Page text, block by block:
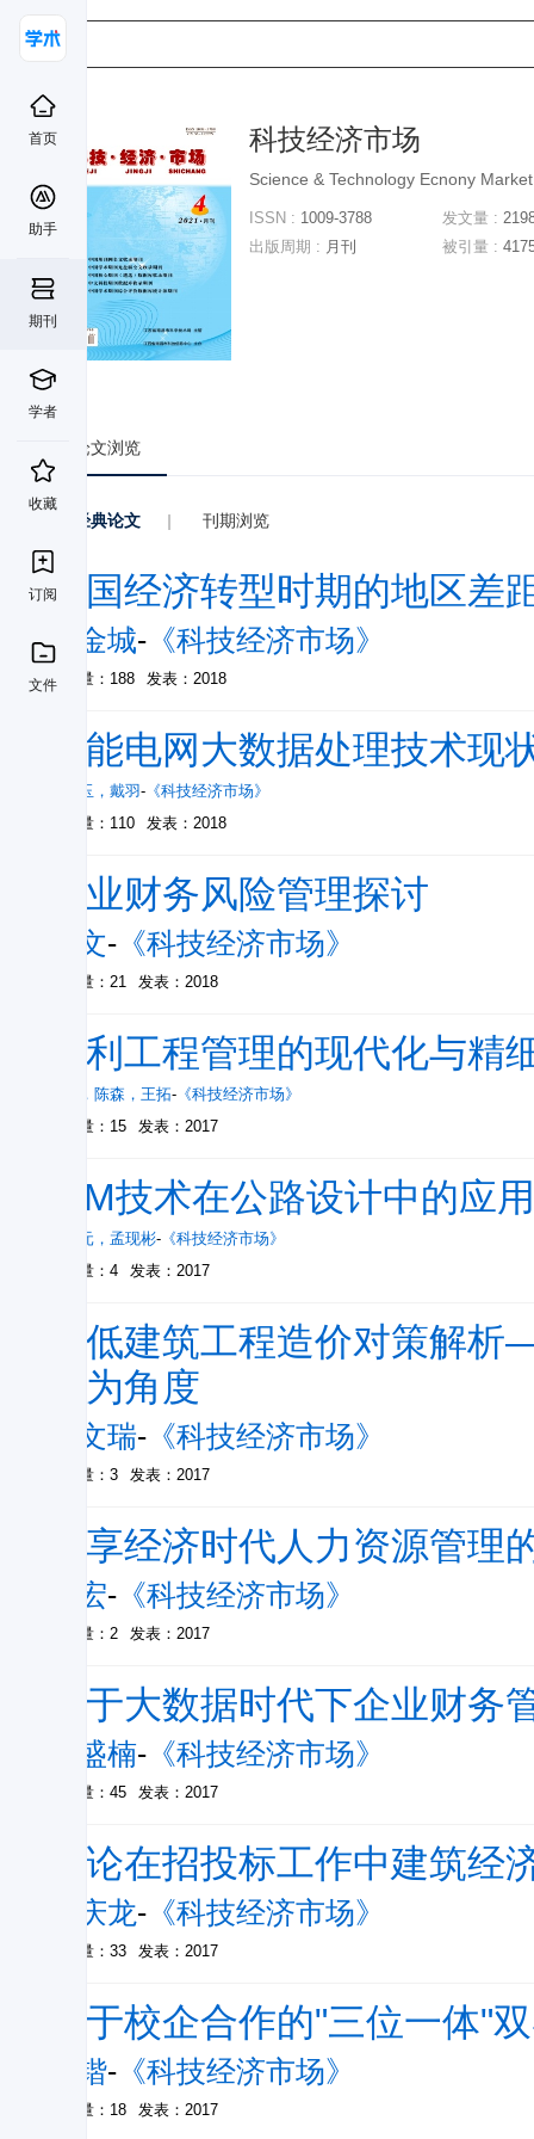
首页
助手
期刊
学者
收藏
订阅
文件
科技经济市场
Science & Technology Ecnony Market
ISSN : 1009-3788
出版周期 : 月刊
发文量 :
被引量 :
论文浏览
经典论文 | 刊期浏览
中国经济转型时期的地区差
李金城- 《科技经济市场》
被引量：188 发表：2018
智能电网大数据处理技术现
李宝玉 ， 戴羽- 《科技经济市场》
被引量：110
发表：2018
企业财务风险管理探讨
赵文- 《科技经济市场》
被引量：21 发表：2018
水利工程管理的现代化与精
， 陈森 ， 王拓- 《科技经济市场》
被引量：15
发表：2017
BIM技术在公路设计中的应用
张怀元 ， 孟现彬- 《科技经济市场》
被引量：4
发表：2017
降低建筑工程造价对策解
素为角度
周文瑞- 《科技经济市场》
被引量：3 发表：2017
分享经济时代人力资源管理
秦宏- 《科技经济市场》
被引量：2 发表：2017
基于大数据时代下企业财务
张盛楠- 《科技经济市场》
被引量：45 发表：2017
试论在招投标工作中建筑经
王庆龙- 《科技经济市场》
被引量：33 发表：2017
基于校企合作的"三位一体"
王锴- 《科技经济市场》
被引量：18 发表：2017